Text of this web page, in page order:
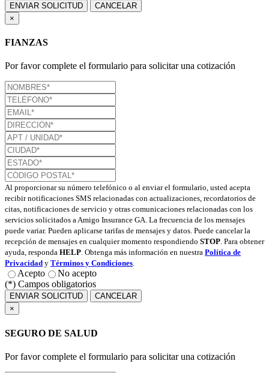
ENVIAR SOLICITUD
CANCELAR
×
FIANZAS
Por favor complete el formulario para solicitar una cotización
Al proporcionar su número telefónico o al enviar el formulario, usted acepta
recibir notificaciones SMS relacionadas con actualizaciones, recordatorios de
citas, notificaciones de servicio y otras comunicaciones relacionadas con los
servicios solicitados a Amigo Insurance GA. La frecuencia de los mensajes
puede variar. Pueden aplicarse tarifas de mensajes y datos. Puede cancelar la
recepción de mensajes en cualquier momento respondiendo STOP. Para obtener
ayuda, responda HELP. Obtenga más información en nuestra Política de
Privacidad y Términos y Condiciones.
Acepto
No acepto
(*) Campos obligatorios
ENVIAR SOLICITUD
CANCELAR
×
SEGURO DE SALUD
Por favor complete el formulario para solicitar una cotización